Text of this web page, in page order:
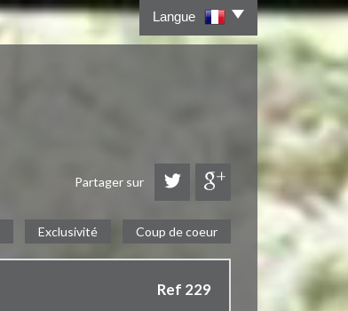
Langue
Partager sur
Exclusivité Coup de coeur
Ref 229